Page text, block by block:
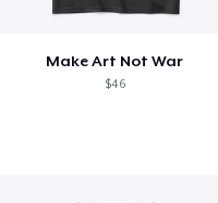
Make Art Not War
$46